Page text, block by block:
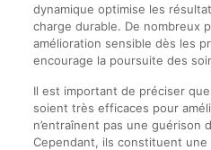
dynamique optimise les
charge durable. De nombreux
amélioration sensible dès les
encourage la poursuite des
Il est important de préciser
soient très efficaces pour
n’entraînent pas une guérison
Cependant, ils constituent